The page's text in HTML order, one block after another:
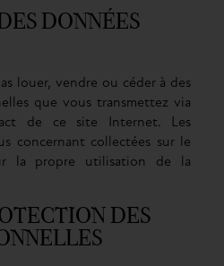
DONNÉES
louer, vendre ou céder à des
que vous transmettez via
de ce site Internet. Les
concernant collectées sur le
la propre utilisation de la
DES